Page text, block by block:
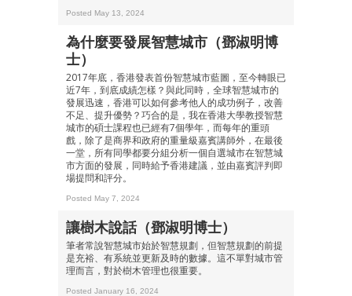
Posted May 13, 2024
為什麼要發展智慧城市（鄧淑明博
士）
2017年底，香港發表首份智慧城市藍圖，至今轉眼已
近7年，到底成績怎樣？與此同時，全球智慧城市的
發展迅速，香港可以如何參考他人的成功例子，改善
不足、提升優勢？巧合的是，我在香港大學教授智慧
城市的碩士課程也已經有7個學年，而每年的重頭
戲，除了是商界和政府的重量級嘉賓講師外，在最後
一堂，所有同學都要分組分析一個自選城市在智慧城
市方面的發展，同時給予香港建議，並由嘉賓評判即
場提問和評分。
Posted May 7, 2024
讓樹木說話（鄧淑明博士）
筆者常說智慧城市始於智慧規劃，但智慧規劃的前提
是充裕、有系統並更新及時的數據。這不單對城市管
理而言，對於樹木管理也很重要。
Posted January 16, 2024
成為 EJ Tech 會員
最新資訊（附創業懶人包）
箱！